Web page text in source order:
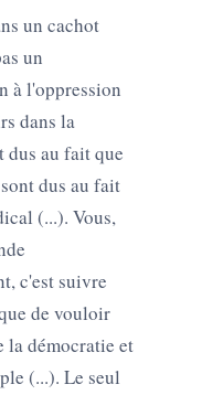
un cachot
un
à l'oppression
dans la
au fait que
dus au fait
(...). Vous,
c'est suivre
de vouloir
la démocratie et
(...). Le seul